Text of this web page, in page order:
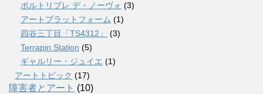
ポルトリブレ デ・ノーヴォ (3)
アートプラットフォーム (1)
四谷三丁目「TS4312」
(3)
Terrapin Station (5)
ギャルリー・ジュイエ (1)
アートトピック (17)
障害者とアート (10)